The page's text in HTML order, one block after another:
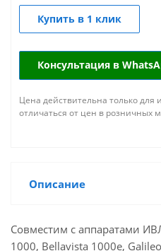
Купить в 1 клик
Консультация в
Цена действительна только
отличаться от цен в розничных
Описание
Совместим с аппаратами
1000, Bellavista 1000e,